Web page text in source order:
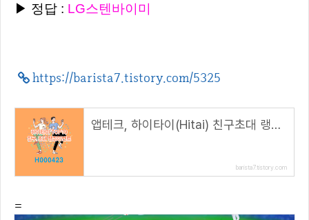
▶ 정답 : LG스텐바이미
https://barista7.tistory.com/5325
앱테크, 하이타이(Hitai) 친구초대 랭킹이벤트( 추천 코드 : H000423 )
barista7.tistory.com
=